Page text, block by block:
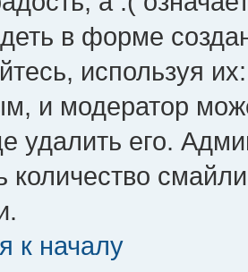
в форме
используя
и модератор
удалить его.
количество
к началу